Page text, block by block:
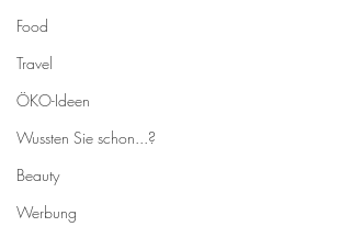
Food
Travel
ÖKO-Ideen
Wussten Sie schon...?
Beauty
Werbung